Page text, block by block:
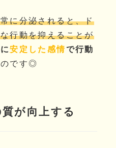
に分泌されると、ド
行動を抑えることが
安定した感情で行動
のです◎
質が向上する